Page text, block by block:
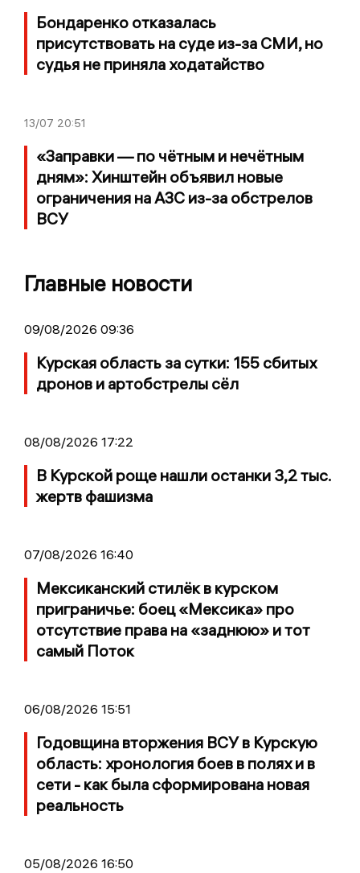
Бондаренко отказалась
присутствовать на суде из-за СМИ, но
судья не приняла ходатайство
13/07 20:51
«Заправки — по чётным и нечётным
дням»: Хинштейн объявил новые
ограничения на АЗС из-за обстрелов
ВСУ
Главные новости
09/08/2026 09:36
Курская область за сутки: 155 сбитых
дронов и артобстрелы сёл
08/08/2026 17:22
В Курской роще нашли останки 3,2 тыс.
жертв фашизма
07/08/2026 16:40
Мексиканский стилёк в курском
приграничье: боец «Мексика» про
отсутствие права на «заднюю» и тот
самый Поток
06/08/2026 15:51
Годовщина вторжения ВСУ в Курскую
область: хронология боев в полях и в
сети - как была сформирована новая
реальность
05/08/2026 16:50